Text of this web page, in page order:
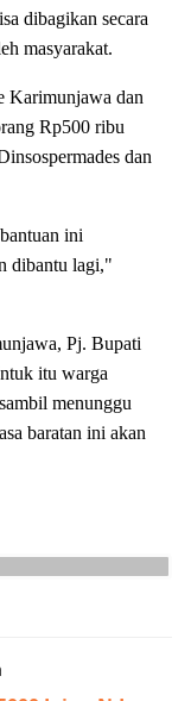
dibagikan secara
masyarakat.
Karimunjawa dan
Rp500 ribu
dan
ini
dibantu lagi,"
Pj. Bupati
itu warga
menunggu
baratan ini akan